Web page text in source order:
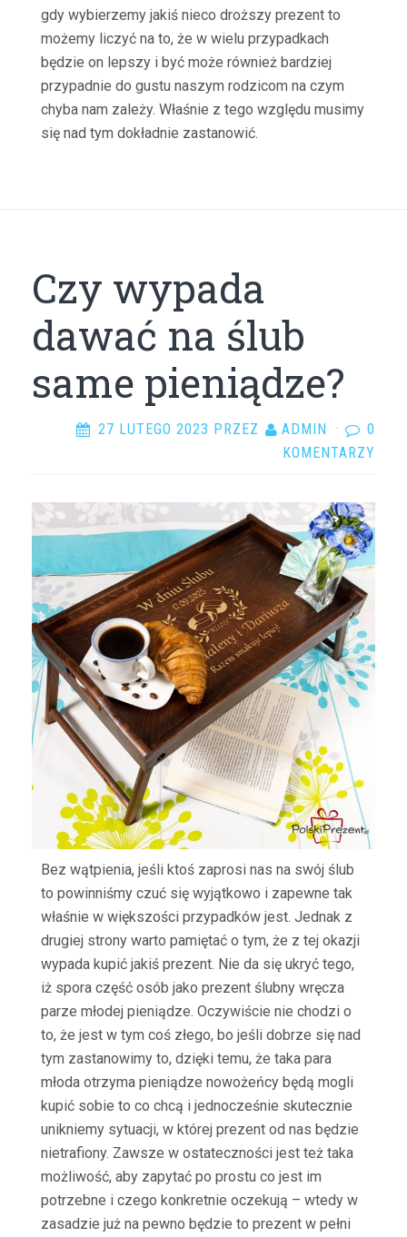
gdy wybierzemy jakiś nieco droższy prezent to
możemy liczyć na to, że w wielu przypadkach
będzie on lepszy i być może również bardziej
przypadnie do gustu naszym rodzicom na czym
chyba nam zależy. Właśnie z tego względu musimy
się nad tym dokładnie zastanowić.
Czy wypada
dawać na ślub
same pieniądze?
27 LUTEGO 2023 PRZEZ ADMIN ·
0
KOMENTARZY
Bez wątpienia, jeśli ktoś zaprosi nas na swój ślub
to powinniśmy czuć się wyjątkowo i zapewne tak
właśnie w większości przypadków jest. Jednak z
drugiej strony warto pamiętać o tym, że z tej okazji
wypada kupić jakiś prezent. Nie da się ukryć tego,
iż spora część osób jako prezent ślubny wręcza
parze młodej pieniądze. Oczywiście nie chodzi o
to, że jest w tym coś złego, bo jeśli dobrze się nad
tym zastanowimy to, dzięki temu, że taka para
młoda otrzyma pieniądze nowożeńcy będą mogli
kupić sobie to co chcą i jednocześnie skutecznie
unikniemy sytuacji, w której prezent od nas będzie
nietrafiony. Zawsze w ostateczności jest też taka
możliwość, aby zapytać po prostu co jest im
potrzebne i czego konkretnie oczekują – wtedy w
zasadzie już na pewno będzie to prezent w pełni